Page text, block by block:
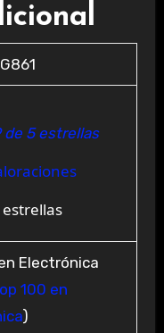
de 5 estrellas
estrellas
Electrónica
100 en
)